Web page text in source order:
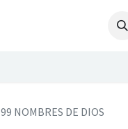
99 NOMBRES DE DIOS